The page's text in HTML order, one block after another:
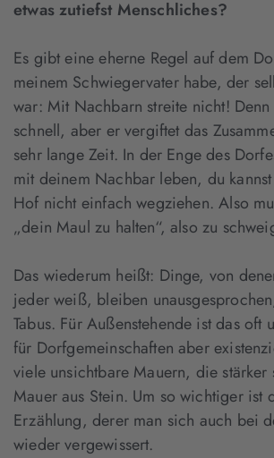
etwas zutiefst Menschliches?
Es gibt eine eherne Regel auf dem
meinem Schwiegervater habe, der
war: Mit Nachbarn streite nicht!
schnell, aber er vergiftet das
sehr lange Zeit. In der Enge des
mit deinem Nachbar leben, du
Hof nicht einfach wegziehen. Also
„dein Maul zu halten“, also zu
Das wiederum heißt: Dinge, von
jeder weiß, bleiben
Tabus. Für Außenstehende ist das oft
für Dorfgemeinschaften aber
viele unsichtbare Mauern, die stärker
Mauer aus Stein. Um so wichtiger ist
Erzählung, derer man sich auch bei
wieder vergewissert.